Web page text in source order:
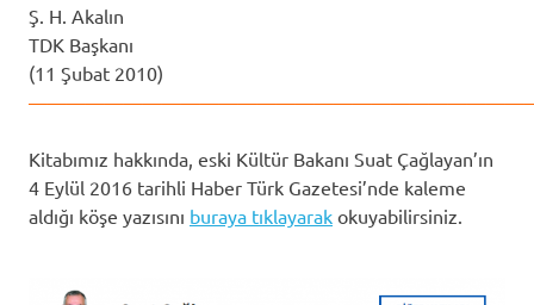
Ş. H. Akalın
TDK Başkanı
(11 Şubat 2010)
Kitabımız hakkında, eski Kültür Bakanı Suat Çağlayan’ın
4 Eylül 2016 tarihli Haber Türk Gazetesi’nde kaleme
aldığı köşe yazısını buraya tıklayarak okuyabilirsiniz.